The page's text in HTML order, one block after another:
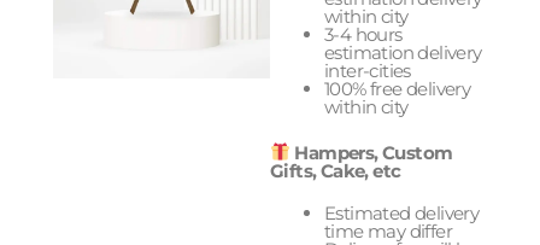
within city
3-4 hours
estimation delivery
inter-cities
100% free delivery
within city
Hampers, Custom
Gifts, Cake, etc
Estimated delivery
time may differ